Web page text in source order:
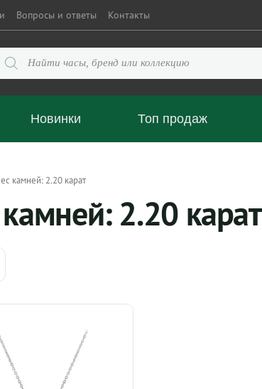
Вопросы и ответы Контакты
Поиск
Новинки Топ продаж
камней: 2.20 карат
2.20 карат